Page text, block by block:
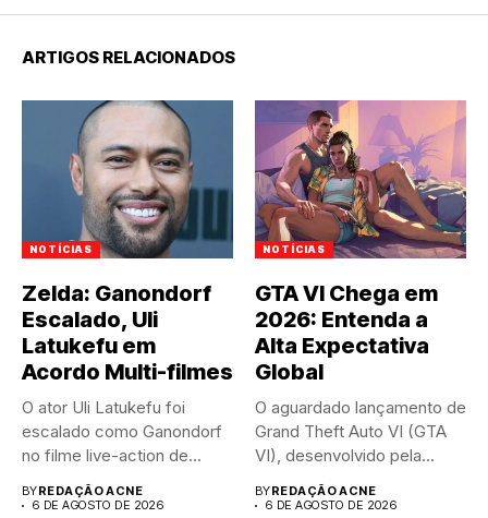
ARTIGOS RELACIONADOS
NOTÍCIAS
Zelda: Ganondorf
Escalado, Uli
Latukefu em
Acordo Multi-filmes
O ator Uli Latukefu foi
escalado como Ganondorf
no filme live-action de...
BYREDAÇÃO ACNE
6 DE AGOSTO DE 2026
NOTÍCIAS
GTA VI Chega em
2026: Entenda a
Alta Expectativa
Global
O aguardado lançamento de
Grand Theft Auto VI (GTA
VI), desenvolvido pela...
BYREDAÇÃO ACNE
6 DE AGOSTO DE 2026